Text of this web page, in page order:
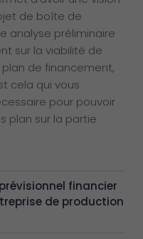
de boîte de
analyse préliminaire
sur la viabilité de
de financement,
cela qui vous
pour pouvoir
plan sur la partie
financier
de production